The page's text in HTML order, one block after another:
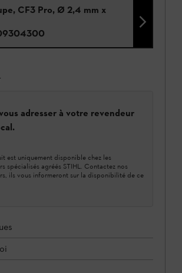
CF3 Pro, Ø 2,4 mm x
adresser à votre revendeur
est uniquement disponible chez les
spécialisés agréés STIHL. Contactez nos
ils vous informeront sur la disponibilité de ce